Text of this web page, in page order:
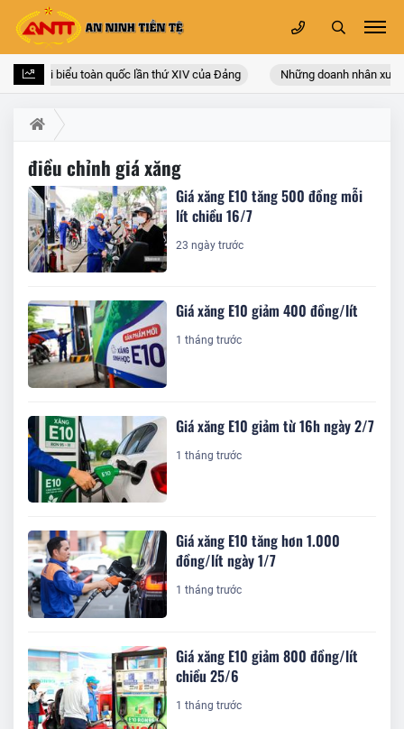
hội đại biểu toàn quốc lần thứ XIV của Đảng Những doanh nhân xuất
điều chỉnh giá xăng
Giá xăng E10 tăng 500 đồng mỗi
lít chiều 16/7
23 ngày trước
Giá xăng E10 giảm 400 đồng/lít
1 tháng trước
Giá xăng E10 giảm từ 16h ngày 2/7
1 tháng trước
Giá xăng E10 tăng hơn 1.000
đồng/lít ngày 1/7
1 tháng trước
Giá xăng E10 giảm 800 đồng/lít
chiều 25/6
1 tháng trước